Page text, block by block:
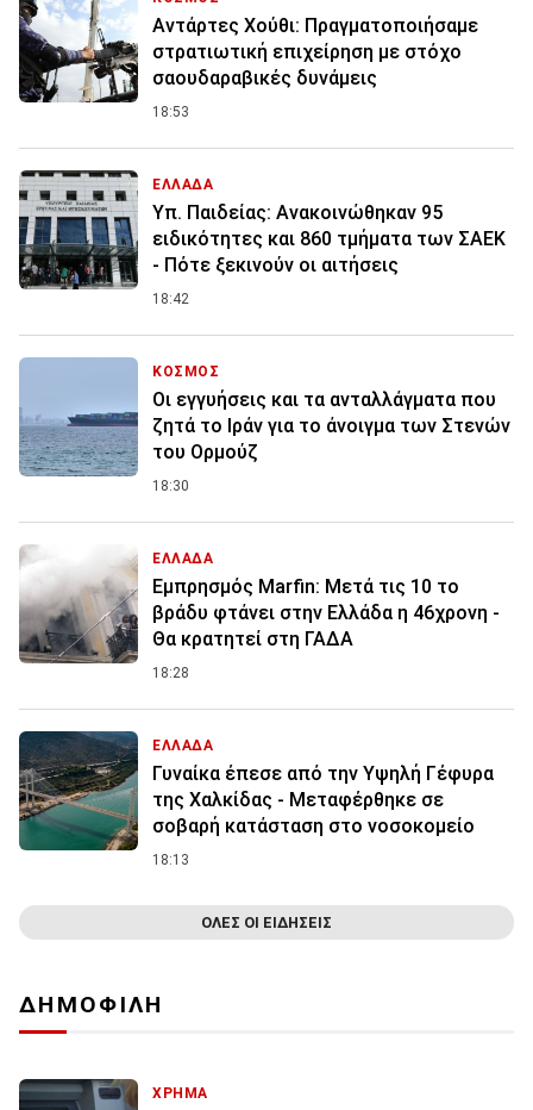
Αντάρτες Χούθι: Πραγματοποιήσαμε
στρατιωτική επιχείρηση με στόχο
σαουδαραβικές δυνάμεις
18:53
ΕΛΛΑΔΑ
Υπ. Παιδείας: Ανακοινώθηκαν 95
ειδικότητες και 860 τμήματα των ΣΑΕΚ
- Πότε ξεκινούν οι αιτήσεις
18:42
ΚΟΣΜΟΣ
Οι εγγυήσεις και τα ανταλλάγματα που
ζητά το Ιράν για το άνοιγμα των Στενών
του Ορμούζ
18:30
ΕΛΛΑΔΑ
Εμπρησμός Marfin: Μετά τις 10 το
βράδυ φτάνει στην Ελλάδα η 46χρονη -
Θα κρατητεί στη ΓΑΔΑ
18:28
ΕΛΛΑΔΑ
Γυναίκα έπεσε από την Υψηλή Γέφυρα
της Χαλκίδας - Μεταφέρθηκε σε
σοβαρή κατάσταση στο νοσοκομείο
18:13
ΟΛΕΣ ΟΙ ΕΙΔΗΣΕΙΣ
ΔΗΜΟΦΙΛΗ
ΧΡΗΜΑ